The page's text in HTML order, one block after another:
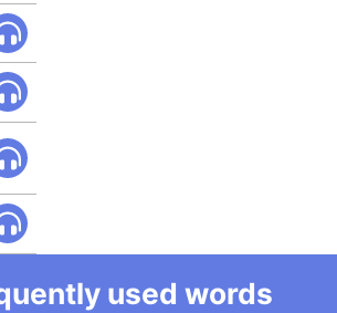
used words